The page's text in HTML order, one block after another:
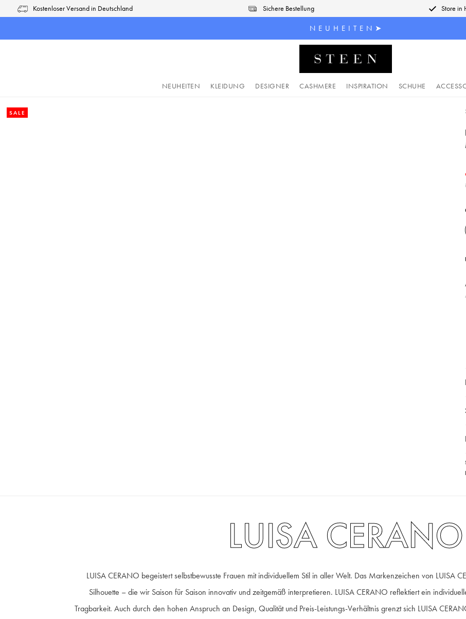
Zur Hauptnavigation springen
Kostenloser Versand in Deutschland Sichere Bestellung Store in
N E U H E I T E N ➤
NEUHEITEN KLEIDUNG DESIGNER CASHMERE INSPIRATION SCHUHE
SALE
Bildergalerie überspringen
LUISA CERANO
LUISA CERANO begeistert selbstbewusste Frauen mit individuellem Stil in aller Welt. Das Markenzeichen von LUISA
Silhouette – die wir Saison für Saison innovativ und zeitgemäß interpretieren. LUISA CERANO reflektiert ein
Tragbarkeit. Auch durch den hohen Anspruch an Design, Qualität und Preis-Leistungs-Verhältnis grenzt sich LUISA